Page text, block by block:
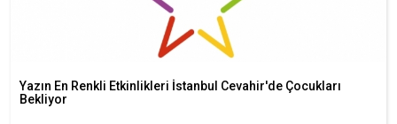
Yazın En Renkli Etkinlikleri İstanbul Cevahir'de Çocukları
Bekliyor